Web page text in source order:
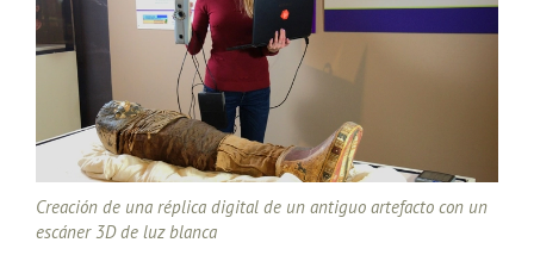
Creación de una réplica digital de un antiguo artefacto con un
escáner 3D de luz blanca